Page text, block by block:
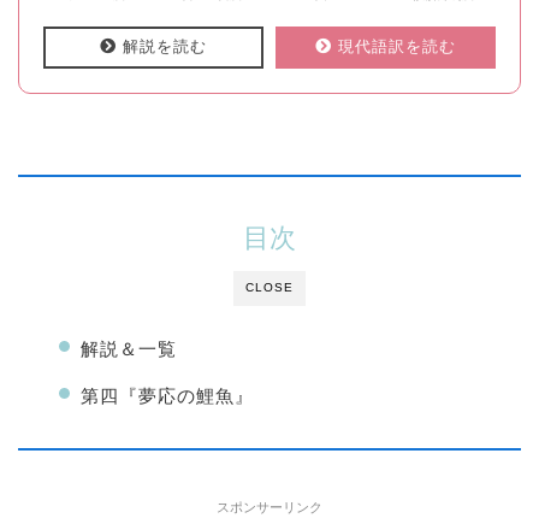
解説を読む 現代語訳を読む
CLOSE
目次
解説＆一覧
第四『夢応の鯉魚』
スポンサーリンク